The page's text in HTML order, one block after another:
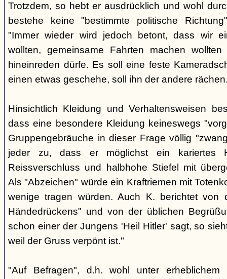
Trotzdem, so hebt er ausdrücklich und wohl
bestehe keine "bestimmte politische
"Immer wieder wird jedoch betont, dass wir
wollten, gemeinsame Fahrten machen
hineinreden dürfe. Es soll eine feste
einen etwas geschehe, soll ihn der andere
Hinsichtlich Kleidung und Verhaltensweisen
dass eine besondere Kleidung keineswegs
Gruppengebräuche in dieser Frage völlig
jeder zu, dass er möglichst ein kariertes
Reissverschluss und halbhohe Stiefel mit
Als "Abzeichen" würde ein Kraftriemen mit
wenige tragen würden. Auch K. berichtet von
Händedrückens" und von der üblichen
schon einer der Jungens 'Heil Hitler' sagt, so
weil der Gruss verpönt ist."
"Auf Befragen", d.h. wohl unter erheblichem